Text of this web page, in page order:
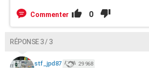
Commenter 0
RÉPONSE 3 / 3
stf_jpd87 29 968